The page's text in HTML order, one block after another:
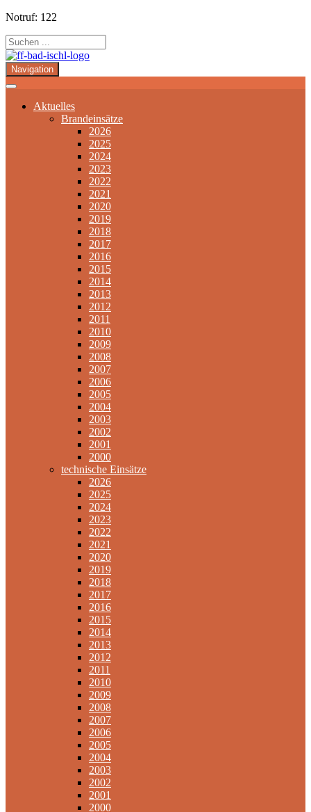
Notruf: 122
Navigation
Aktuelles
Brandeinsätze
2026
2025
2024
2023
2022
2021
2020
2019
2018
2017
2016
2015
2014
2013
2012
2011
2010
2009
2008
2007
2006
2005
2004
2003
2002
2001
2000
technische Einsätze
2026
2025
2024
2023
2022
2021
2020
2019
2018
2017
2016
2015
2014
2013
2012
2011
2010
2009
2008
2007
2006
2005
2004
2003
2002
2001
2000